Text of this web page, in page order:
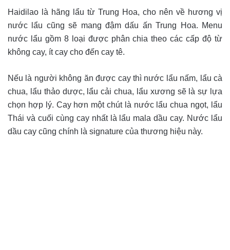
Haidilao là hãng lẩu từ Trung Hoa, cho nên về hương vị
nước lẩu cũng sẽ mang đậm dấu ấn Trung Hoa. Menu
nước lẩu gồm 8 loại được phân chia theo các cấp độ từ
không cay, ít cay cho đến cay tê.
Nếu là người không ăn được cay thì nước lẩu nấm, lẩu cà
chua, lẩu thảo dược, lẩu cải chua, lẩu xương sẽ là sự lựa
chọn hợp lý. Cay hơn một chút là nước lẩu chua ngọt, lẩu
Thái và cuối cùng cay nhất là lẩu mala dầu cay. Nước lẩu
dầu cay cũng chính là signature của thương hiệu này.